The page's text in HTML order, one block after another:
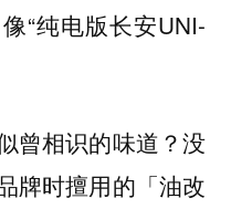
“纯电版长安UNI-
曾相识的味道？没
牌时擅用的「油改